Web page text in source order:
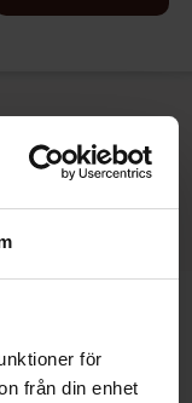
för
från din enhet